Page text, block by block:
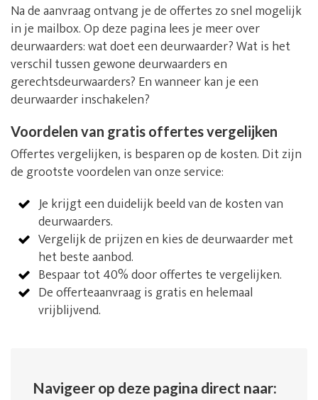
Na de aanvraag ontvang je de offertes zo snel mogelijk
in je mailbox. Op deze pagina lees je meer over
deurwaarders: wat doet een deurwaarder? Wat is het
verschil tussen gewone deurwaarders en
gerechtsdeurwaarders? En wanneer kan je een
deurwaarder inschakelen?
Voordelen van gratis offertes vergelijken
Offertes vergelijken, is besparen op de kosten. Dit zijn
de grootste voordelen van onze service:
Je krijgt een duidelijk beeld van de kosten van
deurwaarders.
Vergelijk de prijzen en kies de deurwaarder met
het beste aanbod.
Bespaar tot 40% door offertes te vergelijken.
De offerteaanvraag is gratis en helemaal
vrijblijvend.
Navigeer op deze pagina direct naar: